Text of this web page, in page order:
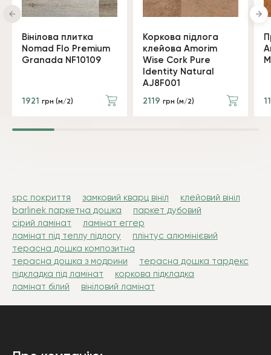
Вінілова плитка
Nomad Flo Premium
Granada NF10109
1921 грн (м/2)
Коркова підлога
клейова Amorim
Wise Cork Pure
Identity Natural
AJ8F001
2119 грн (м/2)
spc покриття замковий кварц вініл
клейовий вініл
barlinek паркетна дошка
паркет дубовий
сірий ламінат
ламінат еггер
ламінат під теплу підлогу
плінтус алюмінієвий
терасна дошка композитна
терасна дошка з модрини
терасна дошка тардекс
підкладка під ламінат
коркова підкладка
ламінат білий
вініловий ламінат